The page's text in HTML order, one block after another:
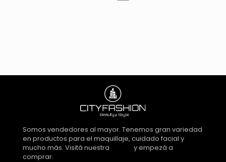
Somos vendedores al mayor. Tenemos gran variedad
en productos para el maquillaje, cuidado facial y
mucho más. Visitá nuestra
y empezá a
comprar.